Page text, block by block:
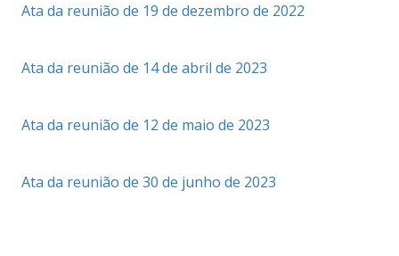
Ata da reunião de 19 de dezembro de 2022
Ata da reunião de 14 de abril de 2023
Ata da reunião de 12 de maio de 2023
Ata da reunião de 30 de junho de 2023